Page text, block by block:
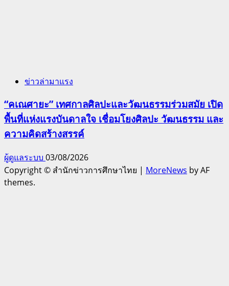
ข่าวล่ามาแรง
“คเณศายะ” เทศกาลศิลปะและวัฒนธรรมร่วมสมัย เปิด
พื้นที่แห่งแรงบันดาลใจ เชื่อมโยงศิลปะ วัฒนธรรม และ
ความคิดสร้างสรรค์
ผู้ดูแลระบบ 03/08/2026
Copyright © สำนักข่าวการศึกษาไทย | MoreNews by AF
themes.